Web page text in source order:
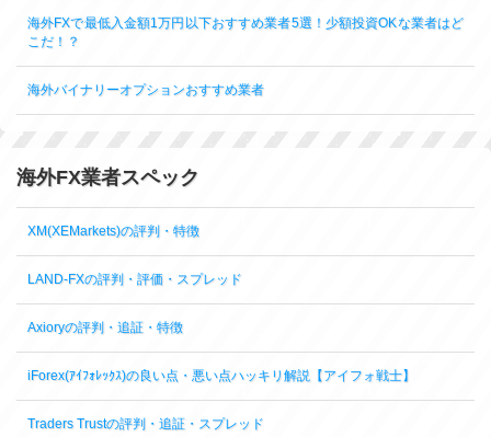
海外FXで最低入金額1万円以下おすすめ業者5選！少額投資OKな業者はど
こだ！？
海外バイナリーオプションおすすめ業者
海外FX業者スペック
XM(XEMarkets)の評判・特徴
LAND-FXの評判・評価・スプレッド
Axioryの評判・追証・特徴
iForex(ｱｲﾌｫﾚｯｸｽ)の良い点・悪い点ハッキリ解説【アイフォ戦士】
Traders Trustの評判・追証・スプレッド